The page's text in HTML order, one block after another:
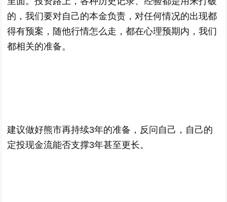
的，我们要对自己的本金负责，对任何情况的出现都
得有预案，随他行情怎么走，都在心理预期内，我们
都相关的准备。
建议做好熊市再持续3年的准备，反问自己，自己的
定投现金流能否支撑3年甚至更长。